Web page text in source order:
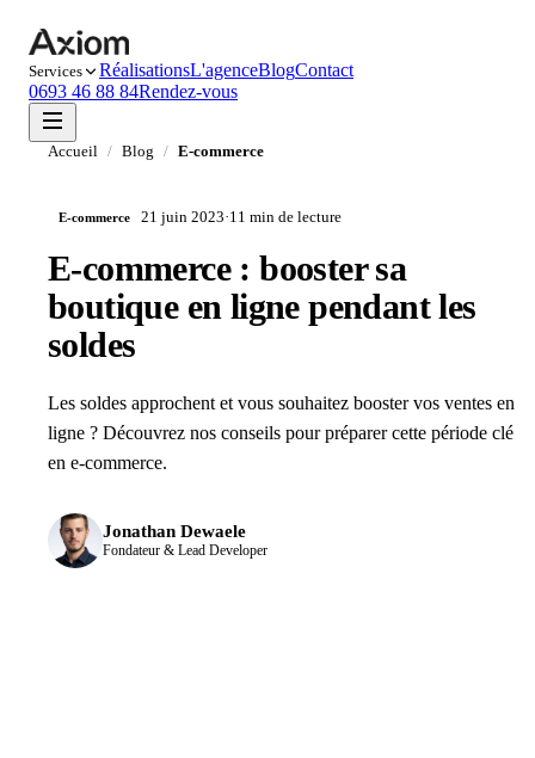
Services RéalisationsL'agenceBlogContact
0693 46 88 84Rendez-vous
Accueil / Blog / E-commerce
E-commerce 21 juin 2023·11 min de lecture
E-commerce : booster sa
boutique en ligne pendant les
soldes
Les soldes approchent et vous souhaitez booster vos ventes en
ligne ? Découvrez nos conseils pour préparer cette période clé
en e-commerce.
Jonathan Dewaele
Fondateur & Lead Developer